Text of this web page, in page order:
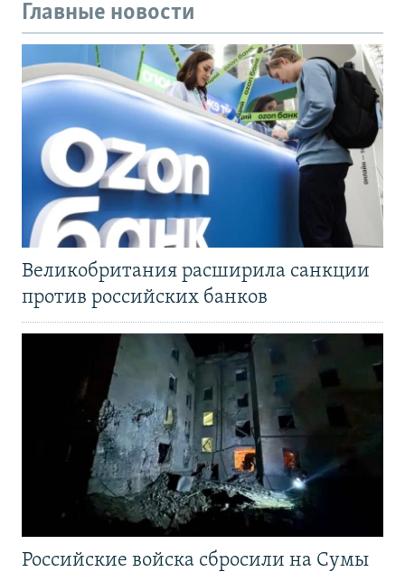
Главные новости
Великобритания расширила санкции
против российских банков
Российские войска сбросили на Сумы